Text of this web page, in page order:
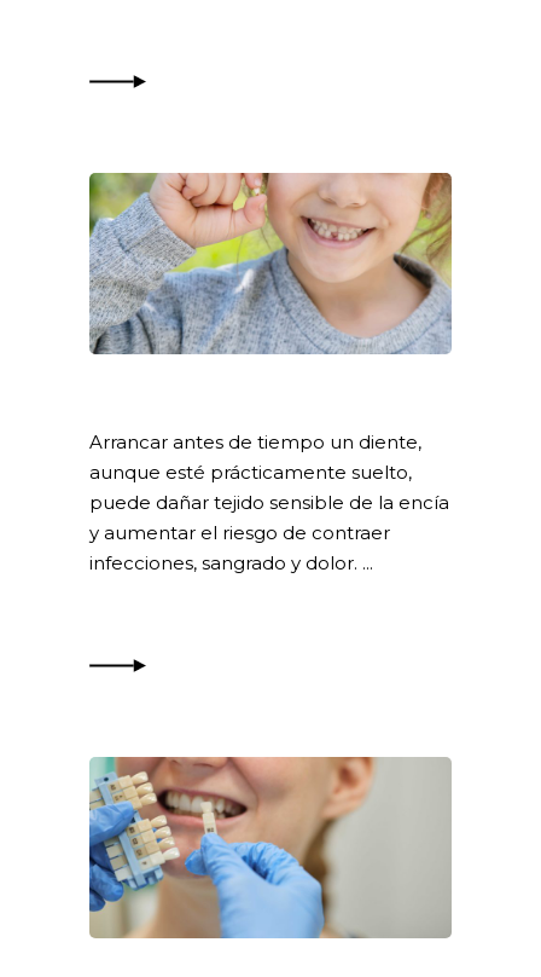
Arrancar antes de tiempo un diente,
aunque esté prácticamente suelto,
puede dañar tejido sensible de la encía
y aumentar el riesgo de contraer
infecciones, sangrado y dolor.